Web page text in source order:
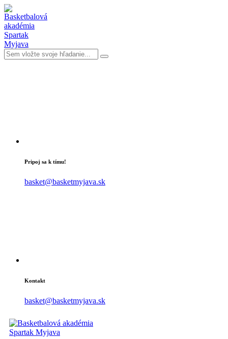
Pripoj sa k tímu!
basket@basketmyjava.sk
Kontakt
basket@basketmyjava.sk